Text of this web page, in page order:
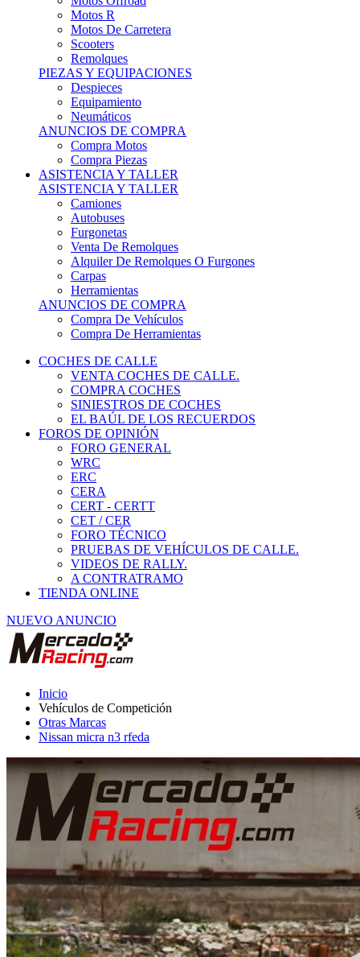
Motos R
Motos De Carretera
Scooters
Remolques
PIEZAS Y EQUIPACIONES
Despieces
Equipamiento
Neumáticos
ANUNCIOS DE COMPRA
Compra Motos
Compra Piezas
ASISTENCIA Y TALLER
ASISTENCIA Y TALLER
Camiones
Autobuses
Furgonetas
Venta De Remolques
Alquiler De Remolques O Furgones
Carpas
Herramientas
ANUNCIOS DE COMPRA
Compra De Vehículos
Compra De Herramientas
COCHES DE CALLE
VENTA COCHES DE CALLE.
COMPRA COCHES
SINIESTROS DE COCHES
EL BAÚL DE LOS RECUERDOS
FOROS DE OPINIÓN
FORO GENERAL
WRC
ERC
CERA
CERT - CERTT
CET / CER
FORO TÉCNICO
PRUEBAS DE VEHÍCULOS DE CALLE.
VIDEOS DE RALLY.
A CONTRATRAMO
TIENDA ONLINE
NUEVO ANUNCIO
Inicio
Vehículos de Competición
Otras Marcas
Nissan micra n3 rfeda